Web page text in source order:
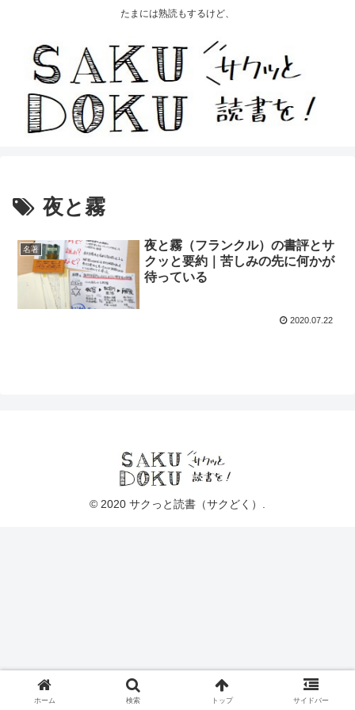
たまには熟読もするけど、
夜と霧
名著
夜と霧（フランクル）の書評とサ
クッと要約｜苦しみの先に何かが
待っている
2020.07.22
© 2020 サクっと読書（サクどく）.
ホーム 検索 トップ サイドバー